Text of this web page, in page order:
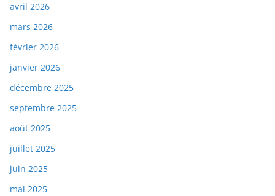
avril 2026
mars 2026
février 2026
janvier 2026
décembre 2025
septembre 2025
août 2025
juillet 2025
juin 2025
mai 2025